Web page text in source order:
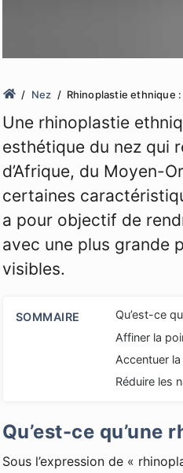
Nez Rhinoplastie ethnique
Une rhinoplastie
esthétique du nez qui
d’Afrique, du Moyen-
certaines
a pour objectif de
avec une plus grande
visibles.
SOMMAIRE
Qu’est-ce
Affiner la
Accentuer
Réduire les
Qu’est-ce qu’une
Sous l’expression de «